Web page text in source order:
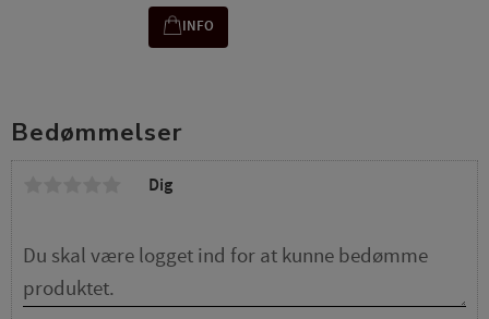
Bedømmelser
Dig
INFO